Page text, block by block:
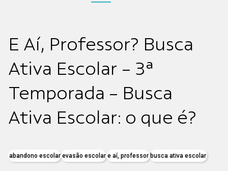
E Aí, Professor? Busca
Ativa Escolar - 3ª
Temporada - Busca
Ativa Escolar: o que é?
abandono escolar evasão escolar e aí, professor busca ativa escolar